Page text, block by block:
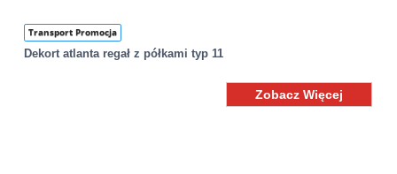
Transport Promocja
Dekort atlanta regał z półkami typ 11
Zobacz Więcej